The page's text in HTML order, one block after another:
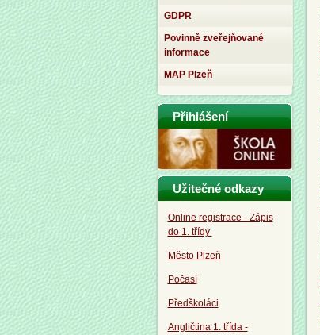
GDPR
Povinně zveřejňované
informace
MAP Plzeň
Přihlášení
Užitečné odkazy
Online registrace - Zápis
do 1. třídy
Město Plzeň
Počasí
Předškoláci
Angličtina 1. třída -